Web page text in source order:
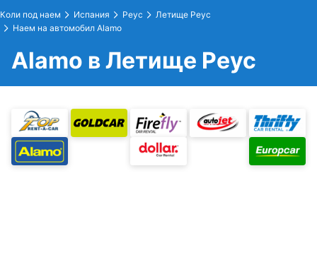
Коли под наем Испания Реус
Летище Реус
Наем на автомобил Alamo
Alamo в Летище Реус